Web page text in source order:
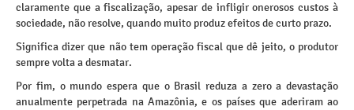
claramente que a fiscalização, apesar de infligir onerosos custos à
sociedade, não resolve, quando muito produz efeitos de curto prazo.
Significa dizer que não tem operação fiscal que dê jeito, o produtor
sempre volta a desmatar.
Por fim, o mundo espera que o Brasil reduza a zero a devastação
anualmente perpetrada na Amazônia, e os países que aderiram ao